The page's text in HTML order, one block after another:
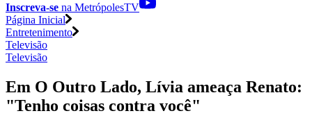
Inscreva-se na MetrópolesTV
Página Inicial
Entretenimento
Televisão
Televisão
Em O Outro Lado, Lívia ameaça Renato:
"Tenho coisas contra você"